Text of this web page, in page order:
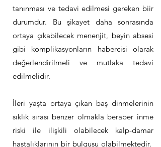
tanınması ve tedavi edilmesi gereken biir
durumdur. Bu şikayet daha sonrasında
ortaya çıkabilecek menenjit, beyin absesi
gibi komplikasyonların habercisi olarak
değerlendirilmeli ve mutlaka tedavi
edilmelidir.
İleri yaşta ortaya çıkan baş dinmelerinin
sıklık sırası benzer olmakla beraber inme
riski ile ilişkili olabilecek kalp-damar
hastalıklarının bir bulgusu olabilmektedir.